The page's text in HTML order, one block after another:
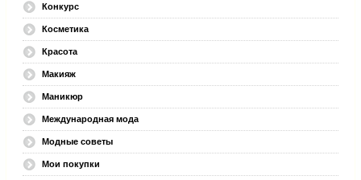
Конкурс
Косметика
Красота
Макияж
Маникюр
Международная мода
Модные советы
Мои покупки